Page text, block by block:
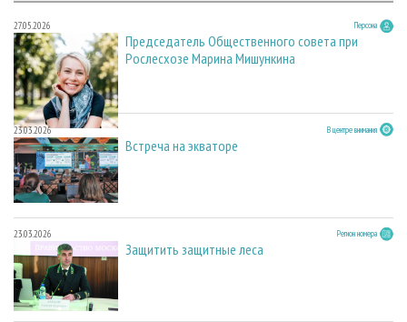
27.05.2026 Персона
Председатель Общественного совета при
Рослесхозе Марина Мишункина
23.03.2026 В центре внимания
Встреча на экваторе
23.03.2026 Регион номера
Защитить защитные леса